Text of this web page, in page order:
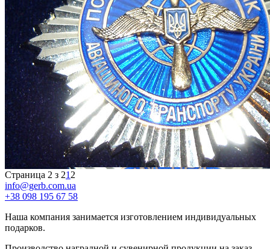
Страница 2 з 21 2
info@gerb.com.ua
+38 098 195 67 58
Наша компания занимается изготовлением индивидуальных
подарков.